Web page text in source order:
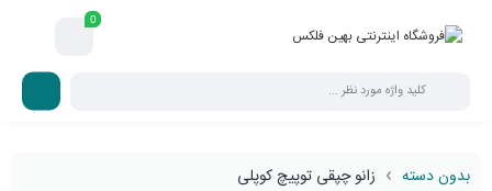
0
بدون دسته زانو چپقی توپیچ کوپلی